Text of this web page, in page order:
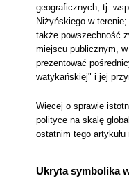
geograficznych, tj.
Niżyńskiego w
także powszechność
miejscu publicznym,
prezentować
watykańskiej" i jej
Więcej o sprawie
polityce na skalę
ostatnim tego artykułu
Ukryta symbolika